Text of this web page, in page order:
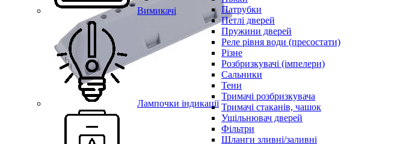
Патрубки
Петлі дверей
Пружини дверей
Реле рівня води (пресостати)
Різне
Розбризкувачі (імпелери)
Сальники
Тени
Тримачі розбризкувача
Тримачі стаканів, чашок
Ущільнювач дверей
Фільтри
Шланги зливні/заливні
Вимикачі
Лампочки індикації